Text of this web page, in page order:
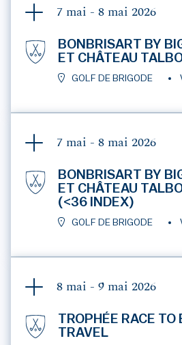
7 mai - 8 mai 2026
BONBRISART BY
ET CHÂTEAU
GOLF DE BRIGODE
7 mai - 8 mai 2026
BONBRISART BY
ET CHÂTEAU
(<36 INDEX)
GOLF DE BRIGODE
8 mai - 9 mai 2026
TROPHÉE RACE TO
TRAVEL